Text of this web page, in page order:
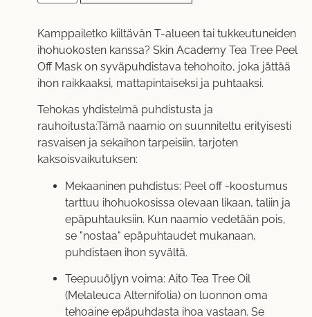
Kamppailetko kiiltävän T-alueen tai tukkeutuneiden
ihohuokosten kanssa? Skin Academy Tea Tree Peel
Off Mask on syväpuhdistava tehohoito, joka jättää
ihon raikkaaksi, mattapintaiseksi ja puhtaaksi.
Tehokas yhdistelmä puhdistusta ja
rauhoitusta:Tämä naamio on suunniteltu erityisesti
rasvaisen ja sekaihon tarpeisiin, tarjoten
kaksoisvaikutuksen:
Mekaaninen puhdistus: Peel off -koostumus
tarttuu ihohuokosissa olevaan likaan, taliin ja
epäpuhtauksiin. Kun naamio vedetään pois,
se "nostaa" epäpuhtaudet mukanaan,
puhdistaen ihon syvältä.
Teepuuöljyn voima: Aito Tea Tree Oil
(Melaleuca Alternifolia) on luonnon oma
tehoaine epäpuhdasta ihoa vastaan. Se